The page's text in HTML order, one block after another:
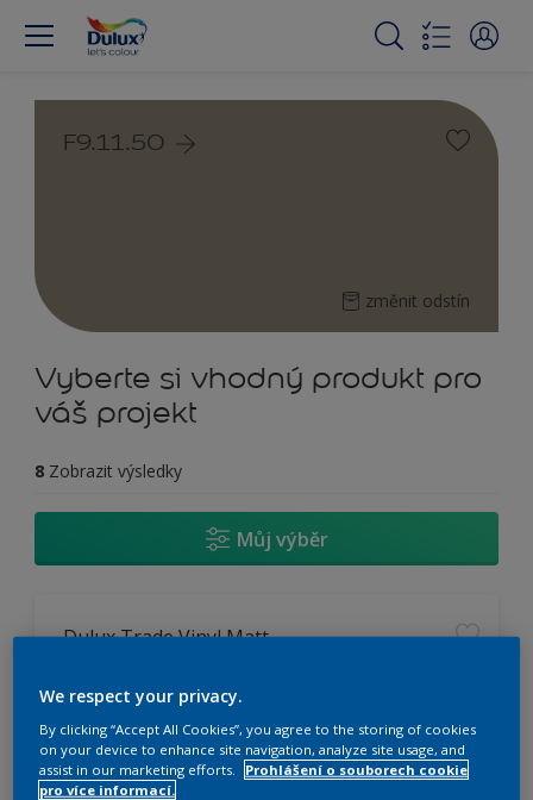
F9.11.50
změnit odstín
Vyberte si vhodný produkt pro
váš projekt
8 Zobrazit výsledky
Můj výběr
Dulux Trade Vinyl Matt
Omyvatelný
Vysoká otěruodolnost
Extrémní vydatnost
We respect your privacy.
By clicking “Accept All Cookies”, you agree to the storing of cookies
on your device to enhance site navigation, analyze site usage, and
assist in our marketing efforts.
Prohlášení o souborech cookie
pro více informací.